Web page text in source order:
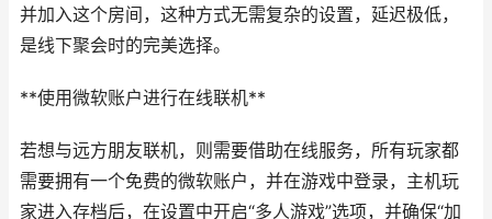
并加入这个房间，这种方式无需复杂的设置，延迟极低，
是线下聚会时的完美选择。
**使用微软账户进行在线联机**
若想与远方朋友联机，则需要借助在线服务，所有玩家都
需要拥有一个免费的微软账户，并在游戏中登录，主机玩
家进入存档后，在设置中开启“多人游戏”选项，并确保“加